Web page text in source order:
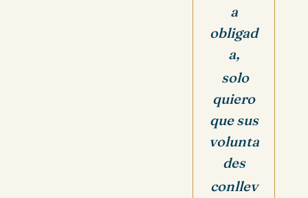
a
obligad
a,
solo
quiero
que sus
volunta
des
conllev